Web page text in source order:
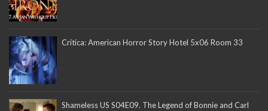
Crítica: American Horror Story Hotel 5x06 Room 33
Shameless US S04E09. The Legend of Bonnie and Carl